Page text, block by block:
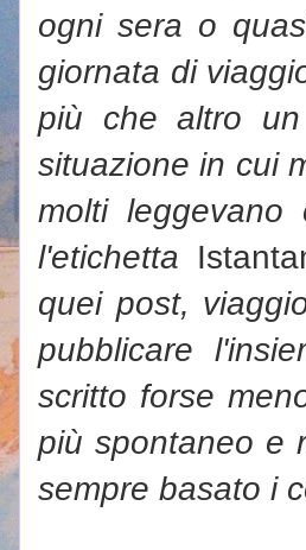
ogni sera o
giornata di
più che altro
situazione in cui
molti leggevano
l'etichetta
quei post,
pubblicare
scritto forse
più spontaneo e
sempre basato i